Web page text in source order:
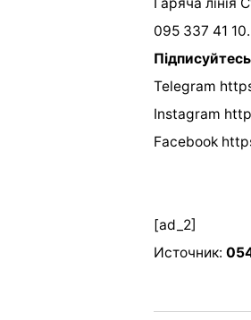
095 337 41 10.
Telegram
Instagram
Facebook
[ad_2]
Источник: